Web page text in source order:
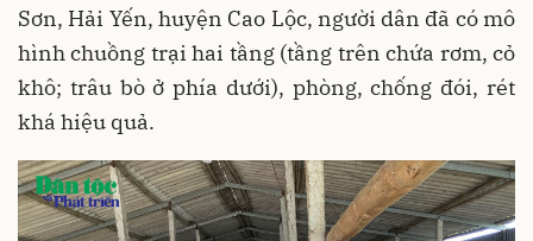
Sơn, Hải Yến, huyện Cao Lộc, người dân đã có mô
hình chuồng trại hai tầng (tầng trên chứa rơm, cỏ
khô; trâu bò ở phía dưới), phòng, chống đói, rét
khá hiệu quả.